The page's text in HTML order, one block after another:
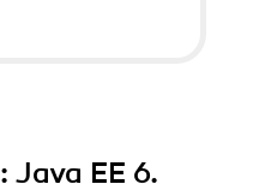
: Java EE 6.